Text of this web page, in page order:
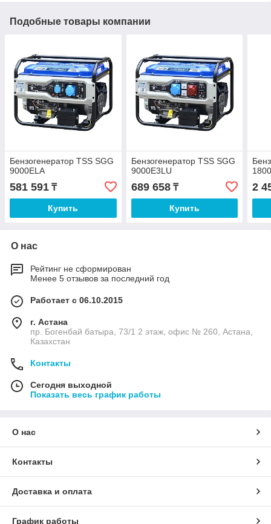
Подобные товары компании
Бензогенератор TSS SGG
9000ELA
581 591 ₸
Купить
Бензогенератор TSS SGG
9000E3LU
689 658₸
Купить
2
О нас
Рейтинг не сформирован
Менее 5 отзывов за последний год
Работает с 06.10.2015
г. Астана
пр. Богенбай батыра, 73/1 2 этаж, офис № 260, Астана,
Казахстан
Контакты
Сегодня выходной
Показать весь график работы
О нас
Контакты
Доставка и оплата
График работы